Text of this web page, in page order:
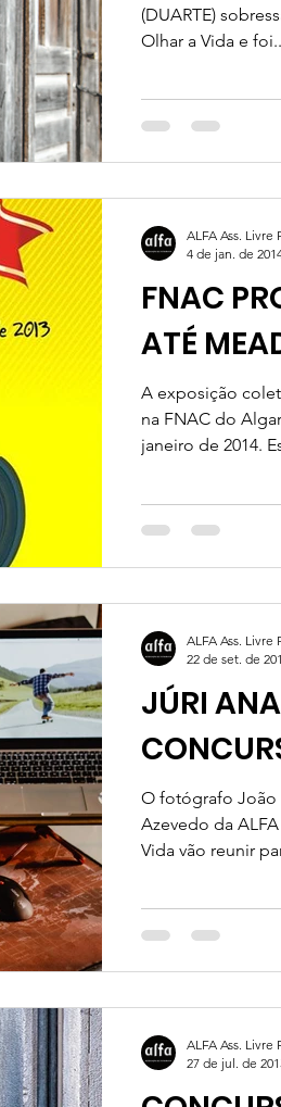
(DUARTE)
Olhar a Vida e
FNAC
ATÉ
A exposição
na FNAC do
janeiro de 2014.
ALFA Ass.
4 de jan. de
JÚRI
O fotógrafo João
Azevedo da
Vida vão reunir
ALFA Ass.
22 de set. de
ALFA Ass.
27 de jul. de